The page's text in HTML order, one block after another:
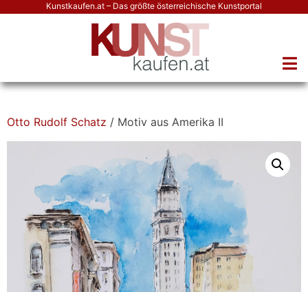
Kunstkaufen.at – Das größte österreichische Kunstportal
Otto Rudolf Schatz / Motiv aus Amerika II